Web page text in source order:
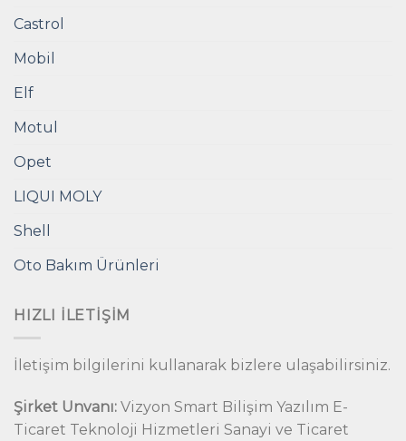
Castrol
Mobil
Elf
Motul
Opet
LIQUI MOLY
Shell
Oto Bakım Ürünleri
HIZLI İLETIŞIM
İletişim bilgilerini kullanarak bizlere ulaşabilirsiniz.
Şirket Unvanı: Vizyon Smart Bilişim Yazılım E-
Ticaret Teknoloji Hizmetleri Sanayi ve Ticaret